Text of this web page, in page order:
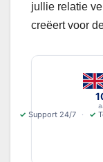
jullie relatie
creëert voor
✓ Support 24/7 ✓